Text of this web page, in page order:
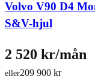
Volvo V90 D4
S&V-hjul
209 900 kr
eller
2 520 kr/mån